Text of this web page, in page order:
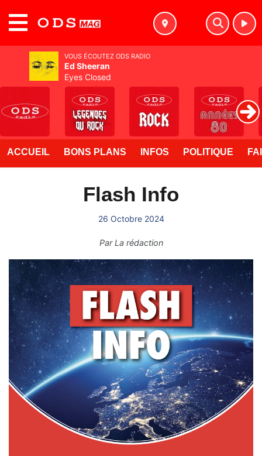
ACCUEIL BONS PLANS INFOS POLITIQUE
Flash Info
26 Octobre 2024
ParLa rédaction
VOUS ÉCOUTEZ ODS RADIO
Ed Sheeran
Eyes Closed